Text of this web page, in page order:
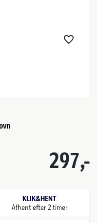
297,-
KLIK&HENT
Afhent efter 2 timer